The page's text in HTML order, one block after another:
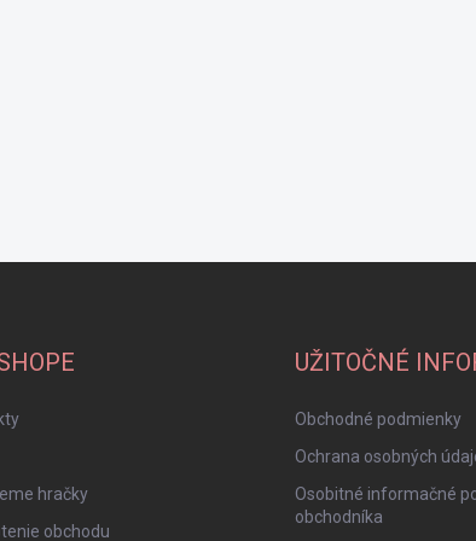
hračky
obchodu
UŽITOČNÉ
Obchodné podmienky
Ochrana osobných
Osobitné informačné
obchodníka